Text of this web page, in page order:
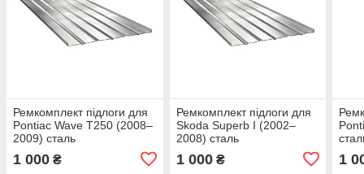
Ремкомплект підлоги для
Pontiac Wave T250 (2008–
2009) сталь
1 000 ₴
Ремкомплект підлоги для
Skoda Superb I (2002–
2008) сталь
1 000₴ 1